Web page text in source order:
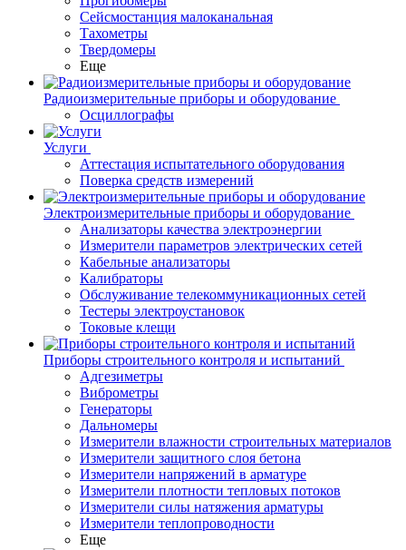
Сейсмостанция малоканальная
Тахометры
Твердомеры
Еще
Радиоизмерительные приборы и оборудование
Осциллографы
Услуги
Аттестация испытательного оборудования
Поверка средств измерений
Электроизмерительные приборы и оборудование
Анализаторы качества электроэнергии
Измерители параметров электрических сетей
Кабельные анализаторы
Калибраторы
Обслуживание телекоммуникационных сетей
Тестеры электроустановок
Токовые клещи
Приборы строительного контроля и испытаний
Адгезиметры
Виброметры
Генераторы
Дальномеры
Измерители влажности строительных материалов
Измерители защитного слоя бетона
Измерители напряжений в арматуре
Измерители плотности тепловых потоков
Измерители силы натяжения арматуры
Измерители теплопроводности
Еще